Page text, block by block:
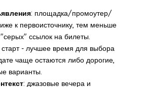
: площадка/промоутер/
к первоисточнику, тем меньше
ссылок на билеты.
старт - лучшее время для выбора
чаще остаются либо дорогие,
варианты.
: джазовые вечера и